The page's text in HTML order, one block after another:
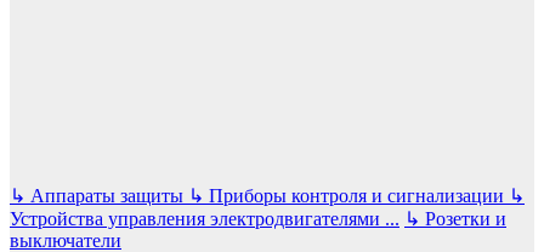
↳ Аппараты защиты ↳ Приборы контроля и сигнализации ↳
Устройства управления электродвигателями ... ↳ Розетки и
выключатели